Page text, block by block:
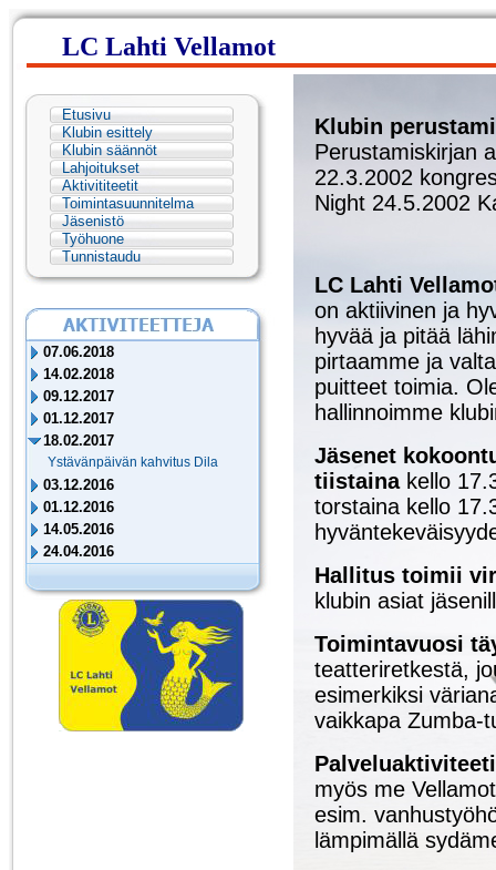
LC Lahti Vellamot
Etusivu
Klubin esittely
Klubin säännöt
Lahjoitukset
Aktivititeetit
Toimintasuunnitelma
Jäsenistö
Työhuone
Tunnistaudu
07.06.2018
14.02.2018
09.12.2017
01.12.2017
18.02.2017
Ystävänpäivän kahvitus Dila
03.12.2016
01.12.2016
14.05.2016
24.04.2016
Klubin
Perustamiskirjan
22.3.2002
Night 24.5.2002
LC Lahti
on aktiivinen ja
hyvää ja pitää
pirtaamme ja
puitteet toimia.
hallinnoimme
Jäsenet
tiistainakello
torstaina kello
Hallitus toimii
klubin asiat
Toimintavuosi
teatteriretkestä,
esimerkiksi
vaikkapa Zumba-
myös me
esim.
lämpimällä